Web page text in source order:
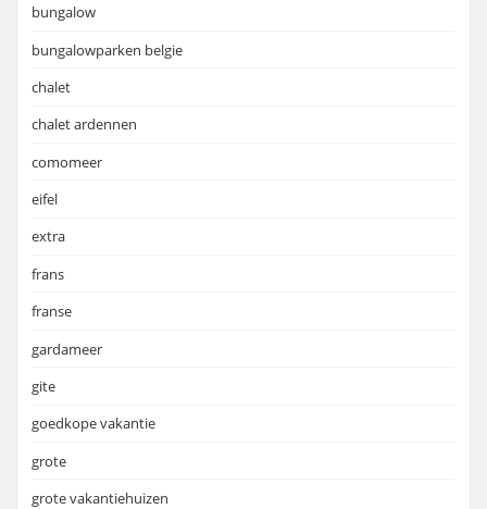
bungalow
bungalowparken belgie
chalet
chalet ardennen
comomeer
eifel
extra
frans
franse
gardameer
gite
goedkope vakantie
grote
grote vakantiehuizen